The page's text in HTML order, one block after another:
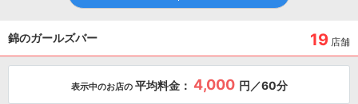
錦のガールズバー 19 店舗
表示中のお店の 平均料金： 4,000 円／60分